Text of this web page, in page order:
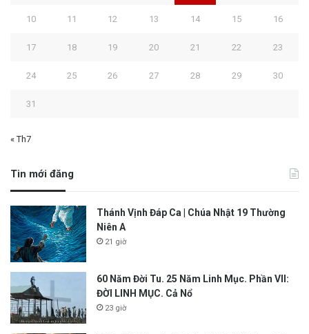
10 11 12 13 14 15 16
17 18 19 20 21 22 23
24 25 26 27 28 29 30
31
« Th7
Tin mới đăng
Thánh Vịnh Đáp Ca | Chúa Nhật 19 Thường
Niên A
21 giờ
60 Năm Đời Tu. 25 Năm Linh Mục. Phần VII:
ĐỜI LINH MỤC. Cả Nổ
23 giờ